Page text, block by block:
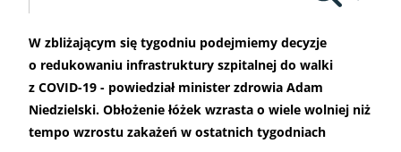
W zbliżającym się tygodniu podejmiemy decyzje
o redukowaniu infrastruktury szpitalnej do walki
z COVID-19 - powiedział minister zdrowia Adam
Niedzielski. Obłożenie łóżek wzrasta o wiele wolniej niż
tempo wzrostu zakażeń w ostatnich tygodniach